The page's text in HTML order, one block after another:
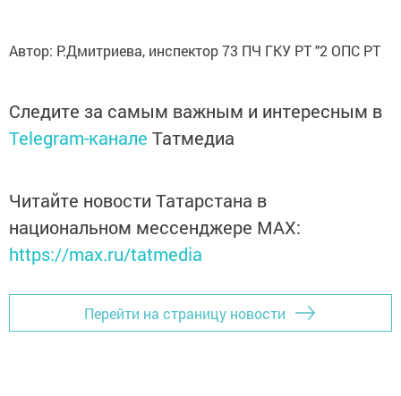
Автор: Р.Дмитриева, инспектор 73 ПЧ ГКУ РТ "2 ОПС РТ
Следите за самым важным и интересным в
Telegram-канале Татмедиа
Читайте новости Татарстана в
национальном мессенджере MАХ:
https://max.ru/tatmedia
Перейти на страницу новости